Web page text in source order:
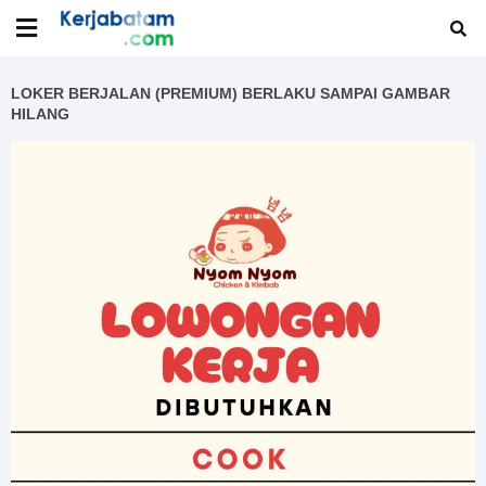
LOKER BERJALAN (PREMIUM) BERLAKU SAMPAI GAMBAR
HILANG